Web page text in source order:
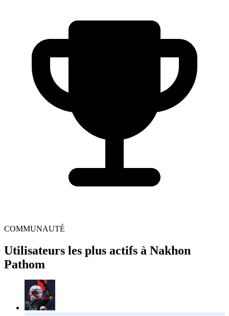
COMMUNAUTÉ
Utilisateurs les plus actifs à Nakhon
Pathom